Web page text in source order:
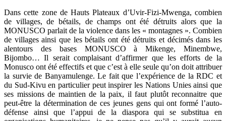
Dans cette zone de Hauts Plateaux d’Uvir-Fizi-Mwenga, combien
de villages, de bétails, de champs ont été détruits alors que la
MONUSCO parlait de la violence dans les « montagnes ». Combien
de villages ainsi que les bétails ont été détruits et décimés dans les
alentours des bases MONUSCO à Mikenge, Minembwe,
Bijombo… Il serait complaisant d’affirmer que les efforts de la
Monusco ont été effectifs et que c’est à elle seule qu’on doit attribuer
la survie de Banyamulenge. Le fait que l’expérience de la RDC et
du Sud-Kivu en particulier peut inspirer les Nations Unies ainsi que
ses missions de maintien de la paix, il faut plutôt reconnaitre que
peut-être la détermination de ces jeunes gens qui ont formé l’auto-
défense ainsi que l’appui de la diaspora qui se substitua en